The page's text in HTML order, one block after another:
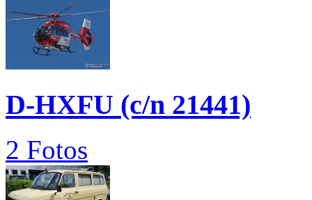
D-HXFU (c/n 21441)
2 Fotos